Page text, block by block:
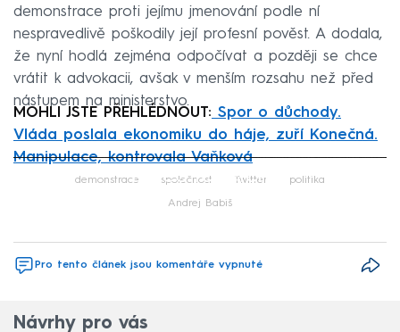
demonstrace proti jejímu jmenování podle ní
nespravedlivě poškodily její profesní pověst. A dodala,
že nyní hodlá zejména odpočívat a později se chce
vrátit k advokacii, avšak v menším rozsahu než před
nástupem na ministerstvo.
MOHLI JSTE PŘEHLÉDNOUT: Spor o důchody.
Vláda poslala ekonomiku do háje, zuří Konečná.
Manipulace, kontrovala Vaňková
Failed to fetch
demonstrace společnost Twitter politika
Andrej Babiš
Pro tento článek jsou komentáře vypnuté
Návrhy pro vás